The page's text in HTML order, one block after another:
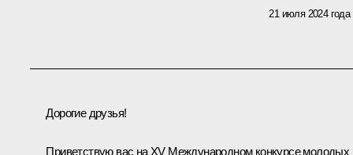
21 июля 2024 года
Дорогие друзья!
Приветствую вас на XV Международном конкурсе молодых